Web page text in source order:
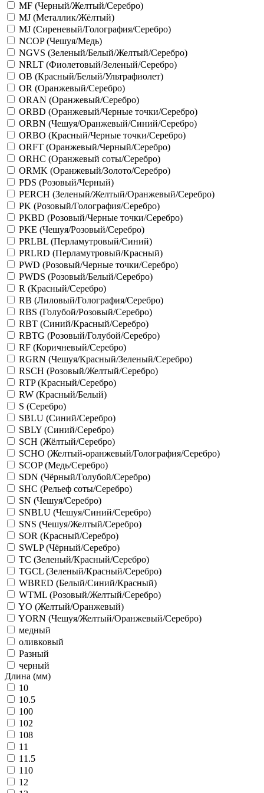
MF (Черный/Желтый/Серебро)
MJ (Металлик/Жёлтый)
MJ (Сиреневый/Голография/Серебро)
NCOP (Чешуя/Медь)
NGVS (Зеленый/Белый/Желтый/Серебро)
NRLT (Фиолетовый/Зеленый/Серебро)
OB (Красный/Белый/Ультрафиолет)
OR (Оранжевый/Серебро)
ORAN (Оранжевый/Серебро)
ORBD (Оранжевый/Черные точки/Серебро)
ORBN (Чешуя/Оранжевый/Синий/Серебро)
ORBO (Красный/Черные точки/Серебро)
ORFT (Оранжевый/Черный/Серебро)
ORHC (Оранжевый соты/Серебро)
ORMK (Оранжевый/Золото/Серебро)
PDS (Розовый/Черный)
PERCH (Зеленый/Желтый/Оранжевый/Серебро)
PK (Розовый/Голография/Серебро)
PKBD (Розовый/Черные точки/Серебро)
PKE (Чешуя/Розовый/Серебро)
PRLBL (Перламутровый/Синий)
PRLRD (Перламутровый/Красный)
PWD (Розовый/Черные точки/Серебро)
PWDS (Розовый/Белый/Серебро)
R (Красный/Серебро)
RB (Лиловый/Голография/Серебро)
RBS (Голубой/Розовый/Серебро)
RBT (Синий/Красный/Серебро)
RBTG (Розовый/Голубой/Серебро)
RF (Коричневый/Серебро)
RGRN (Чешуя/Красный/Зеленый/Серебро)
RSCH (Розовый/Желтый/Серебро)
RTP (Красный/Серебро)
RW (Красный/Белый)
S (Серебро)
SBLU (Синий/Серебро)
SBLY (Синий/Серебро)
SCH (Жёлтый/Серебро)
SCHO (Желтый-оранжевый/Голография/Серебро)
SCOP (Медь/Серебро)
SDN (Чёрный/Голубой/Серебро)
SHC (Рельеф соты/Серебро)
SN (Чешуя/Серебро)
SNBLU (Чешуя/Синий/Серебро)
SNS (Чешуя/Желтый/Серебро)
SOR (Красный/Серебро)
SWLP (Чёрный/Серебро)
TC (Зеленый/Красный/Серебро)
TGCL (Зеленый/Красный/Серебро)
WBRED (Белый/Синий/Красный)
WTML (Розовый/Желтый/Серебро)
YO (Желтый/Оранжевый)
YORN (Чешуя/Желтый/Оранжевый/Серебро)
медный
оливковый
Разный
черный
Длина (мм)
10
10.5
100
102
108
11
11.5
110
12